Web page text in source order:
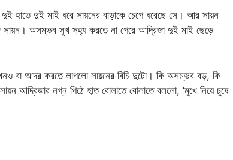
হাতে দুই মাই ধরে সায়নের বাড়াকে চেপে ধরেছে সে। আর সায়ন
অসম্ভব সুখ সহ্য করতে না পেরে আদ্রিজা দুই মাই ছেড়ে
বা আদর করতে লাগলো সায়নের বিচি দুটো। কি অসম্ভব বড়, কি
আদ্রিজার নগ্ন পিঠে হাত বোলাতে বোলাতে বললো, ‘মুখে নিয়ে চুষে